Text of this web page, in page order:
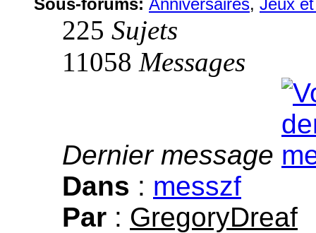
225 Sujets
11058 Messages
Dernier message
Dans : messzf
Par : GregoryDreaf